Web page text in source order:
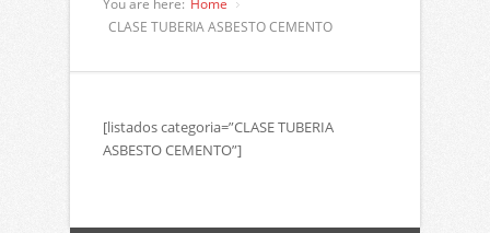
You are here: Home
CLASE TUBERIA ASBESTO CEMENTO
[listados categoria=”CLASE TUBERIA
ASBESTO CEMENTO”]